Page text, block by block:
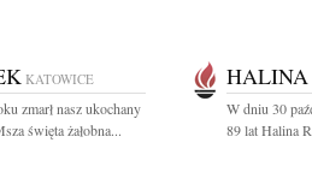
KATOWICE
zmarł nasz ukochany
święta żałobna...
HALINA
W dniu 30
89 lat Halina